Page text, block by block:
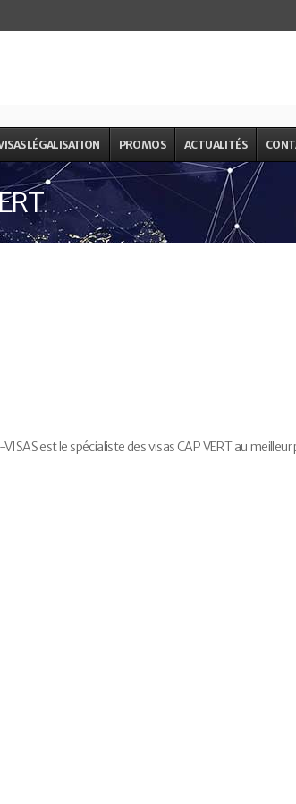
LÉGALISATION PROMOS ACTUALITÉS
est le spécialiste des visas CAP VERT au meilleur